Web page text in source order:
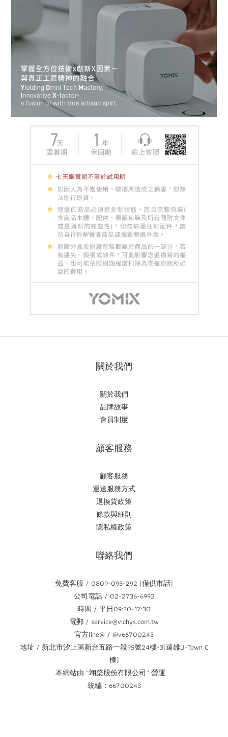
關於我們
關於我們
品牌故事
會員制度
顧客服務
顧客服務
運送服務方式
退換貨政策
條款與細則
隱私權政策
聯絡我們
免費客服 / 0809-093-292 (僅供市話)
公司電話 / 02-2736-6992
時間 / 平日09:30-17:30
電郵 / service@vichys.com.tw
官方line@ / @v66700243
地址 / 新北市汐止區新台五路一段95號24樓-3(遠雄U-Town C
棟)
本網站由 “翊棨股份有限公司” 營運
統編：66700243